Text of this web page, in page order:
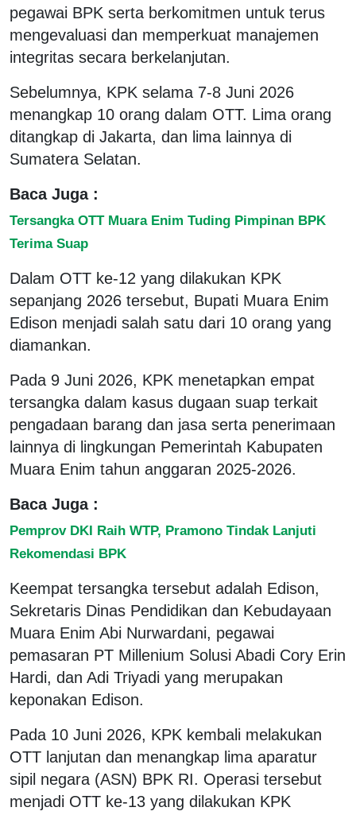
pegawai BPK serta berkomitmen untuk terus
mengevaluasi dan memperkuat manajemen
integritas secara berkelanjutan.
Sebelumnya, KPK selama 7-8 Juni 2026
menangkap 10 orang dalam OTT. Lima orang
ditangkap di Jakarta, dan lima lainnya di
Sumatera Selatan.
Baca Juga :
Tersangka OTT Muara Enim Tuding Pimpinan BPK
Terima Suap
Dalam OTT ke-12 yang dilakukan KPK
sepanjang 2026 tersebut, Bupati Muara Enim
Edison menjadi salah satu dari 10 orang yang
diamankan.
Pada 9 Juni 2026, KPK menetapkan empat
tersangka dalam kasus dugaan suap terkait
pengadaan barang dan jasa serta penerimaan
lainnya di lingkungan Pemerintah Kabupaten
Muara Enim tahun anggaran 2025-2026.
Baca Juga :
Pemprov DKI Raih WTP, Pramono Tindak Lanjuti
Rekomendasi BPK
Keempat tersangka tersebut adalah Edison,
Sekretaris Dinas Pendidikan dan Kebudayaan
Muara Enim Abi Nurwardani, pegawai
pemasaran PT Millenium Solusi Abadi Cory Erin
Hardi, dan Adi Triyadi yang merupakan
keponakan Edison.
Pada 10 Juni 2026, KPK kembali melakukan
OTT lanjutan dan menangkap lima aparatur
sipil negara (ASN) BPK RI. Operasi tersebut
menjadi OTT ke-13 yang dilakukan KPK